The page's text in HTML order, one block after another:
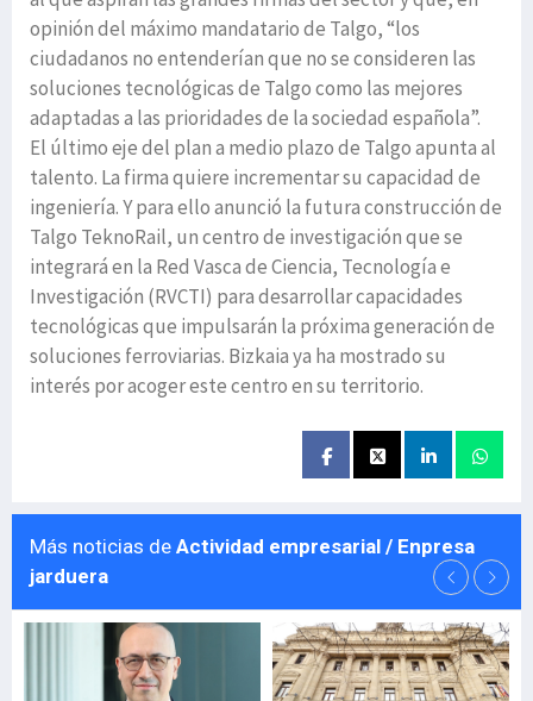
opinión del máximo mandatario de Talgo, “los
ciudadanos no entenderían que no se consideren las
soluciones tecnológicas de Talgo como las mejores
adaptadas a las prioridades de la sociedad española”.
El último eje del plan a medio plazo de Talgo apunta al
talento. La firma quiere incrementar su capacidad de
ingeniería. Y para ello anunció la futura construcción de
Talgo TeknoRail, un centro de investigación que se
integrará en la Red Vasca de Ciencia, Tecnología e
Investigación (RVCTI) para desarrollar capacidades
tecnológicas que impulsarán la próxima generación de
soluciones ferroviarias. Bizkaia ya ha mostrado su
interés por acoger este centro en su territorio.
Más noticias de Actividad empresarial / Enpresa
jarduera